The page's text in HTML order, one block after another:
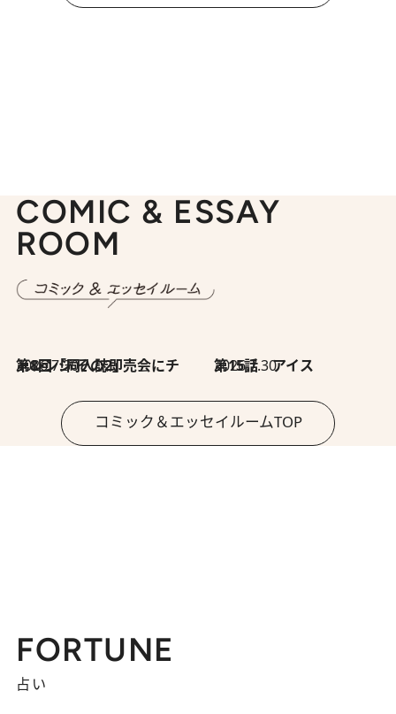
COMIC & ESSAY
ROOM
2026.7.30
第8回「同人誌即売会にチャレンジ その2」 2026.7.30
第15話 アイス
コミック＆エッセイルームTOP
FORTUNE
占い